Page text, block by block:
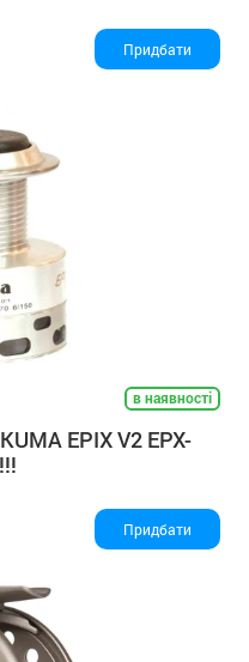
Придбати
в наявності
EPIX V2 EPX-
Придбати